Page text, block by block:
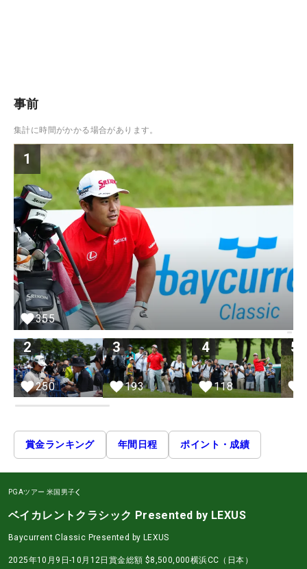
事前
集計に時間がかかる場合があります。
1
355
2
250
3
193
4
118
5
賞金ランキング 年間日程 ポイント・成績
PGAツアー 米国男子
ベイカレントクラシック Presented by LEXUS
Baycurrent Classic Presented by LEXUS
2025年10月9日-10月12日 賞金総額 $8,500,000横浜CC（日本）